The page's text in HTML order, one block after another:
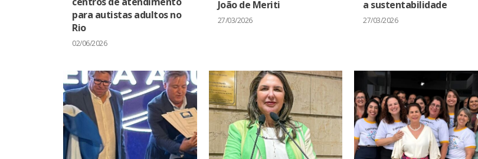
para autistas adultos no
Rio
02/06/2026
João de Meriti
27/03/2026
a sustentabilidade
27/03/2026